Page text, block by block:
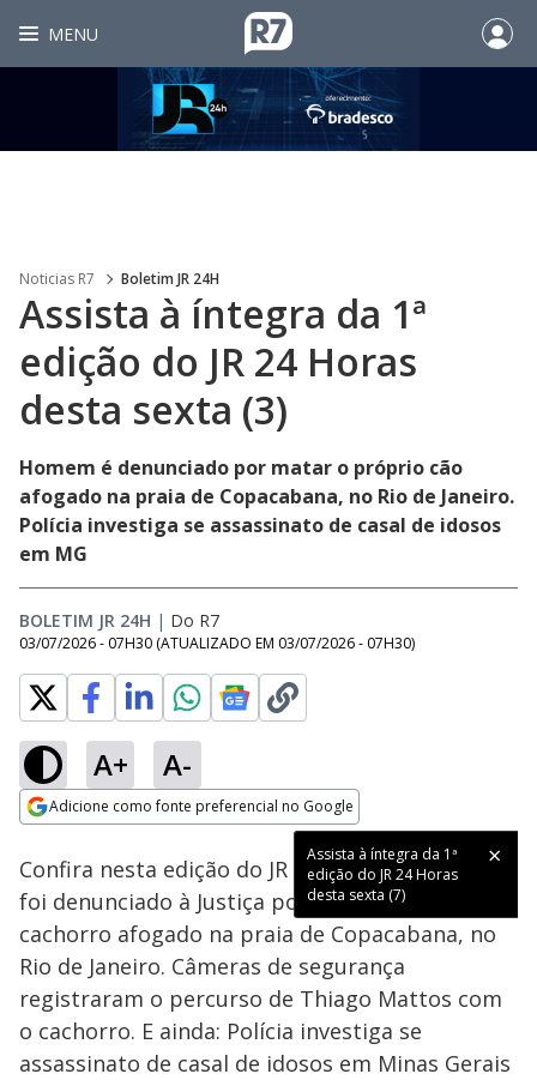
MENU
Noticias R7 Boletim JR 24H
Assista à íntegra da 1ª
edição do JR 24 Horas
desta sexta (3)
Homem é denunciado por matar o próprio cão
afogado na praia de Copacabana, no Rio de Janeiro.
Polícia investiga se assassinato de casal de idosos
em MG
BOLETIM JR 24H | Do R7
03/07/2026 - 07H30 (ATUALIZADO EM 03/07/2026 - 07H30)
A+ A-
Adicione como fonte preferencial no Google
Assista à íntegra da 1ª
edição do JR 24 Horas
desta sexta (7)
Ativar
Loaded:
42.52%
Confira nesta edição do JR 24 Horas: Um homem
foi denunciado à Justiça por matar o próprio
cachorro afogado na praia de Copacabana, no
Rio de Janeiro. Câmeras de segurança
registraram o percurso de Thiago Mattos com
o cachorro. E ainda: Polícia investiga se
assassinato de casal de idosos em Minas Gerais